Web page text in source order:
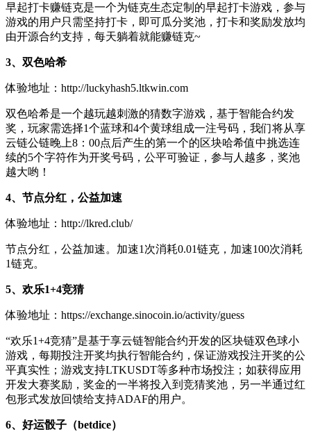
早起打卡赚链克是一个为链克生态定制的早起打卡游戏，参与
游戏的用户只需坚持打卡，即可瓜分奖池，打卡和奖励发放均
由开源合约支持，每天躺着就能赚链克~
3、双色哈希
体验地址：http://luckyhash5.ltkwin.com
双色哈希是一个越玩越刺激的猜数字游戏，基于智能合约发
奖，玩家需选择1个蓝球和4个黄球组成一注号码，我们将从享
云链公链晚上8：00点后产生的第一个的区块哈希值中挑选连
续的5个字符作为开奖号码，公平可验证，参与人越多，奖池
越大哟！
4、节点分红，公益加速
体验地址：http://lkred.club/
节点分红，公益加速。加速1次消耗0.01链克，加速100次消耗
1链克。
5、欢乐1+4竞猜
体验地址：https://exchange.sinocoin.io/activity/guess
“欢乐1+4竞猜”是基于享云链智能合约开发的区块链双色球小
游戏，每期投注开奖均执行智能合约，保证游戏投注开奖的公
平真实性；游戏支持LTKUSDT等多种市场投注；如获得应用
开发大赛奖励，奖金的一半将投入到竞猜奖池，另一半通过红
包形式发放回馈给支持ADAF的用户。
6、好运骰子（betdice）